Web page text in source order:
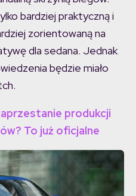
bardziej praktyczną i
zorientowaną na
dla sedana. Jednak
będzie miało
produkcji
To już oficjalne